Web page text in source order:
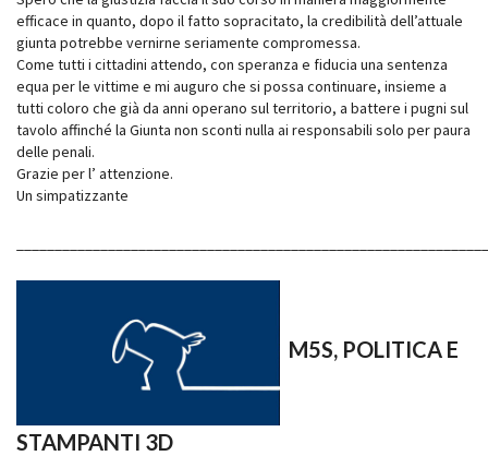
efficace in quanto, dopo il fatto sopracitato, la credibilità dell’attuale
giunta potrebbe vernirne seriamente compromessa.
Come tutti i cittadini attendo, con speranza e fiducia una sentenza
equa per le vittime e mi auguro che si possa continuare, insieme a
tutti coloro che già da anni operano sul territorio, a battere i pugni sul
tavolo affinché la Giunta non sconti nulla ai responsabili solo per paura
delle penali.
Grazie per l’ attenzione.
Un simpatizzante
M5S, POLITICA E
STAMPANTI 3D